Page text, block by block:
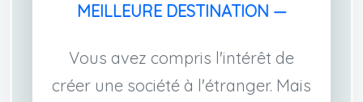
MEILLEURE DESTINATION —
Vous avez compris l'intérêt de
créer une société à l'étranger. Mais